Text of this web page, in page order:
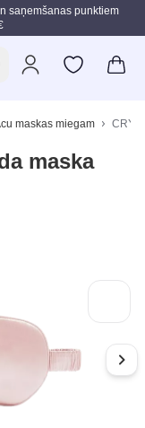
saņemšanas punktiem
maskas miegam
maska